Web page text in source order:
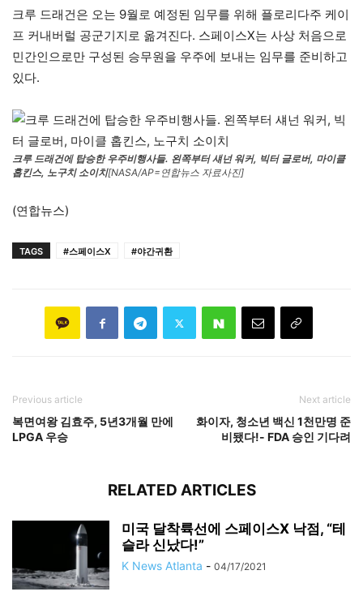
크루 드래건은 오는 9월로 예정된 임무를 위해 플로리다주 케이
프 커내버럴 공군기지로 옮겨진다. 스페이스X는 사상 처음으로
민간인으로만 구성된 승무원을 우주에 보내는 임무를 준비하고
있다.
크루 드래건에 탑승한 우주비행사들. 왼쪽부터 섀넌 워커, 빅터 글로버, 마이클
홉킨스, 노구치 소이치[NASA/AP=연합뉴스 자료사진]
(연합뉴스)
TAGS #스페이스X #야간귀환
Previous article
복면여왕 김효주, 5년3개월 만에
LPGA 우승
Next article
화이자, 청소년 백신 1천만명 준
비됐다!- FDA 승인 기다려
RELATED ARTICLES
미국 달착륙선에 스페이스X 낙점, “테
슬라 신났다!”
K News Atlanta - 04/17/2021